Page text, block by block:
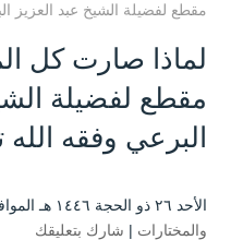
مقطع لفضيلة الشيخ عبد العزيز
لماذا صارت كل
مقطع لفضيلة
البرعي وفقه الله
الأحد ۲٦ ذو الحجة ۱٤٤٦ هـ الموافق ۲۲ يونيو ۲۰۲۵ مـ |
والمختارات | شارك بتعليقك